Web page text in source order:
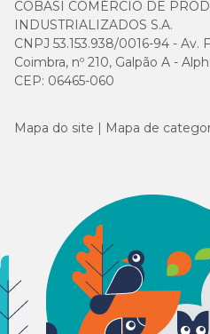
COBASI COMÉRCIO DE
INDUSTRIALIZADOS S.A.
CNPJ 53.153.938/0016-94 - Av.
Coimbra, nº 210, Galpão A -
CEP: 06465-060
Mapa do site Mapa de